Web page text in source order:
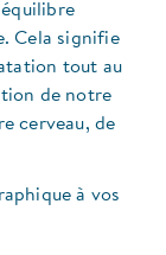
Cela signifie
tout au
de notre
cerveau, de
à vos